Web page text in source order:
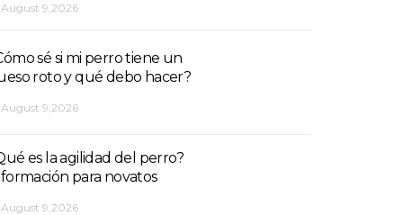
August 9,2026
sé si mi perro tiene un
roto y qué debo hacer?
August 9,2026
es la agilidad del perro?
para novatos
August 9,2026